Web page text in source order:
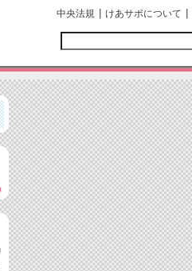
中央法規 けあサポについて